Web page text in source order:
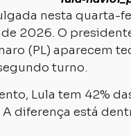
nesta quarta-
2026. O
(PL) aparecem
turno.
Lula tem 42%
A diferença está